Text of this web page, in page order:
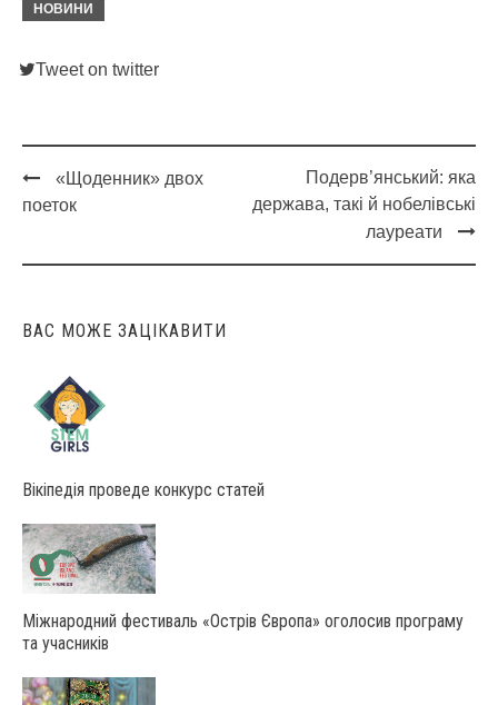
НОВИНИ
Tweet on twitter
Post
«Щоденник» двох
поеток
Подерв’янський: яка
держава, такі й нобелівські
лауреати
ВАС МОЖЕ ЗАЦІКАВИТИ
Вікіпедія проведе конкурс статей
Міжнародний фестиваль «Острів Європа» оголосив програму
та учасників